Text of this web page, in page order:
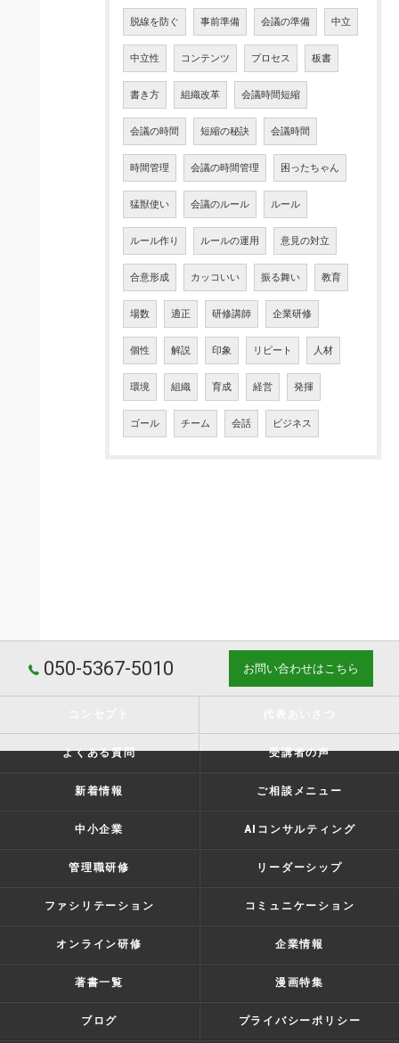
脱線を防ぐ 事前準備 会議の準備 中立
中立性 コンテンツ プロセス 板書
書き方 組織改革 会議時間短縮
会議の時間 短縮の秘訣 会議時間
時間管理 会議の時間管理 困ったちゃん
猛獣使い 会議のルール ルール
ルール作り ルールの運用 意見の対立
合意形成 カッコいい 振る舞い 教育
場数 適正 研修講師 企業研修
個性 解説 印象 リピート 人材
環境 組織 育成 経営 発揮
ゴール チーム 会話 ビジネス
050-5367-5010 お問い合わせはこちら
よくある質問 受講者の声
新着情報 ご相談メニュー
中小企業 AIコンサルティング
管理職研修 リーダーシップ
ファシリテーション コミュニケーション
オンライン研修 企業情報
著書一覧 漫画特集
ブログ プライバシーポリシー